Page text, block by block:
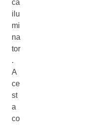
ca
ilu
mi
na
tor
.
A
ce
st
a
co